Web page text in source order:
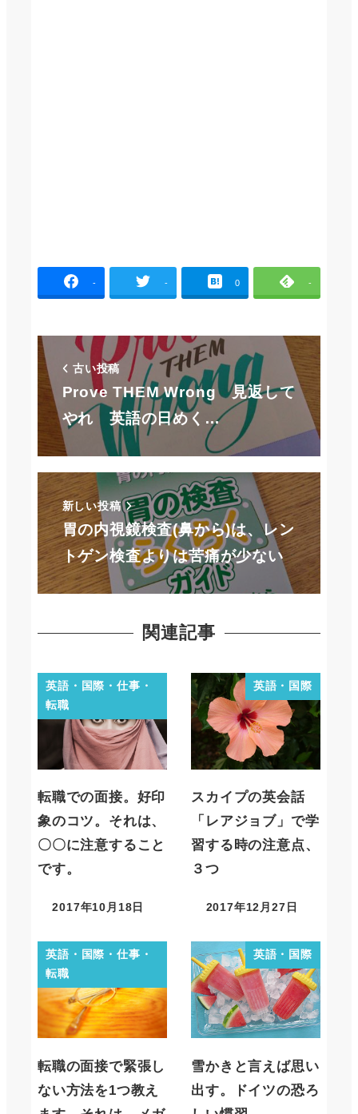
- - 0 -
古い投稿
Prove THEM Wrong 見返して
やれ 英語の日めく…
新しい投稿
胃の内視鏡検査(鼻から)は、レン
トゲン検査よりは苦痛が少ない
関連記事
英語・国際・仕事・
転職
転職での面接。好印
象のコツ。それは、
〇〇に注意すること
です。
2017年10月18日
英語・国際
スカイプの英会話
「レアジョブ」で学
習する時の注意点、
３つ
2017年12月27日
英語・国際・仕事・
転職
転職の面接で緊張し
ない方法を1つ教え
英語・国際
雪かきと言えば思い
出す。ドイツの恐ろ